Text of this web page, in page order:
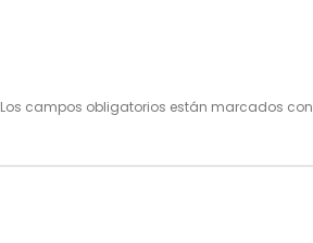
Los campos obligatorios están marcados con